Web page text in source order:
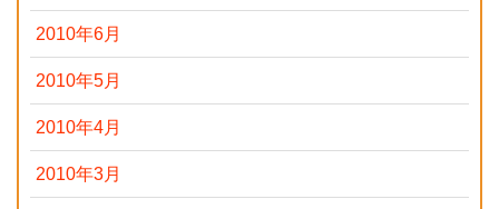
2010年6月
2010年5月
2010年4月
2010年3月